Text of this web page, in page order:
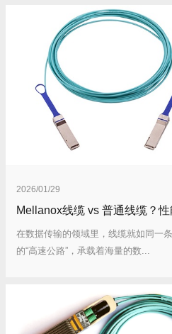
2026/01/29
在数据传输的领域里，线缆就如同一
的“高速公路”，承载着海量的数...